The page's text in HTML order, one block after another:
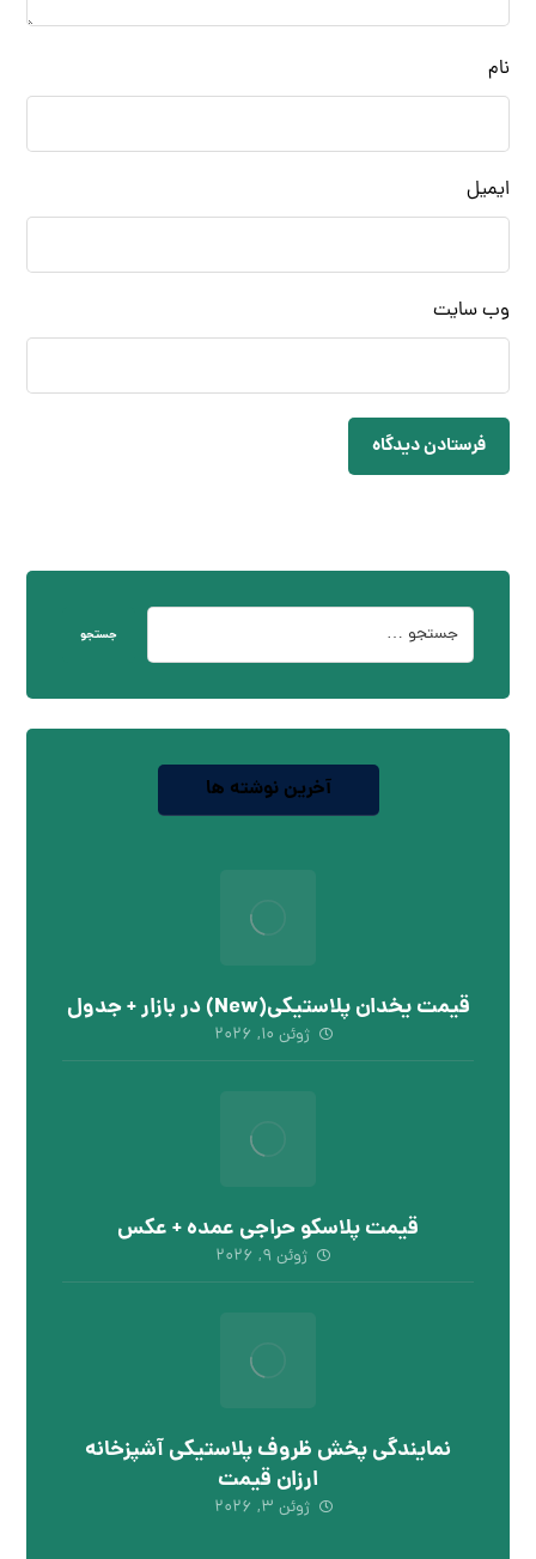
نام
ایمیل
وب‌ سایت
فرستادن دیدگاه
جستجو
آخرین نوشته ها
قیمت یخدان پلاستیکی(New) در بازار + جدول
ژوئن ۱۰, ۲۰۲۶
قیمت پلاسکو حراجی عمده + عکس
ژوئن ۹, ۲۰۲۶
نمایندگی پخش ظروف پلاستیکی آشپزخانه
ارزان قیمت
ژوئن ۳, ۲۰۲۶